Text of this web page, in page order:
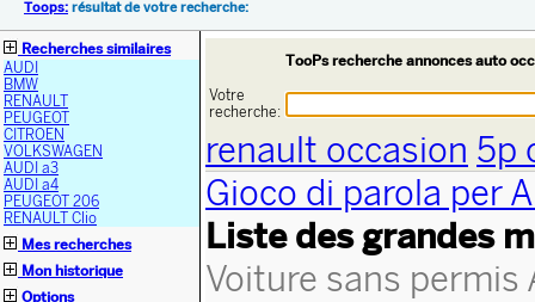
Toops: résultat de votre recherche:
TooPs recherche annonces auto
Votre
recherche:
renault occasion 5p
Gioco di parola per
Liste des grandes
Voiture sans permis
Recherches similaires
AUDI
BMW
RENAULT
PEUGEOT
CITROEN
VOLKSWAGEN
AUDI a3
AUDI a4
PEUGEOT 206
RENAULT Clio
Mes recherches
Mon historique
Options